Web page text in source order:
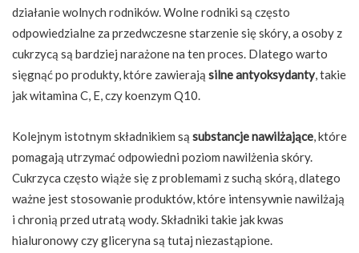
działanie wolnych rodników. Wolne rodniki są często
odpowiedzialne za przedwczesne starzenie się skóry, a osoby z
cukrzycą są bardziej narażone na ten proces. Dlatego warto
sięgnąć po produkty, które zawierają silne antyoksydanty, takie
jak witamina C, E, czy koenzym Q10.
Kolejnym istotnym składnikiem są substancje nawilżające, które
pomagają utrzymać odpowiedni poziom nawilżenia skóry.
Cukrzyca często wiąże się z problemami z suchą skórą, dlatego
ważne jest stosowanie produktów, które intensywnie nawilżają
i chronią przed utratą wody. Składniki takie jak kwas
hialuronowy czy gliceryna są tutaj niezastąpione.